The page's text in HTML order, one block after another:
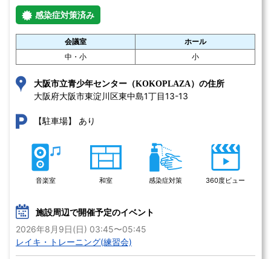
感染症対策済み
会議室
ホール
中・小
小
大阪市立青少年センター（KOKOPLAZA）の住所
大阪府大阪市東淀川区東中島1丁目13-13
【駐車場】 あり
音楽室 和室 感染症対策 360度ビュー
施設周辺で開催予定のイベント
2026年8月9日(日) 03:45〜05:45
レイキ・トレーニング(練習会)